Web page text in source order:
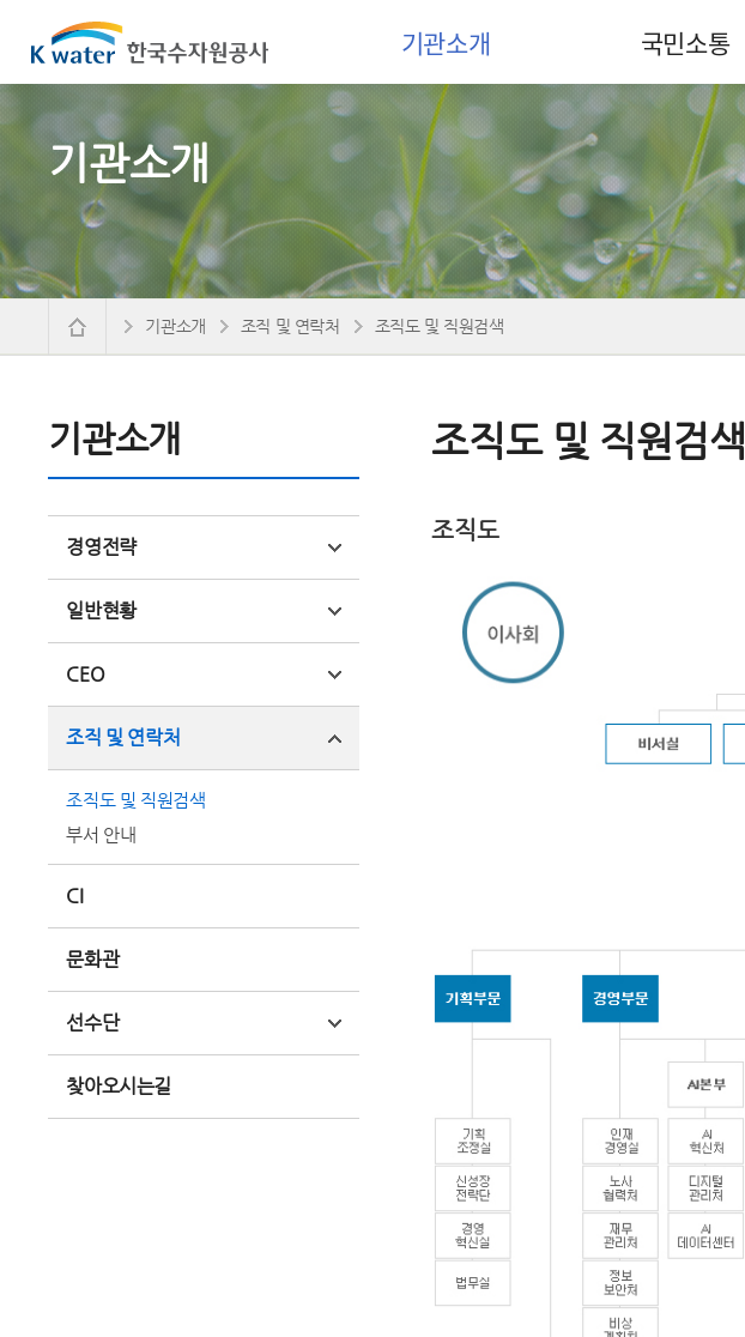
기관소개 국민소통
기관소개
기관소개
경영전략
일반현황
CEO
조직 및 연락처
조직도 및 직원검색
부서 안내
CI
문화관
선수단
찾아오시는길
기관소개 조직 및 연락처 조직도 및 직원검색
조직도 및 직원검색
조직도